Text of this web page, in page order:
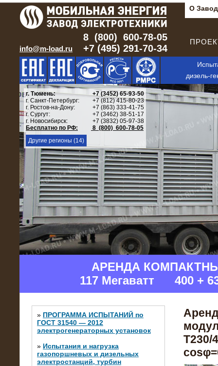
О
info@m-load.ru
8 (800) 600-78-05
+7 (495) 291-70-34
дизель-
г. Тюмень:
+7 (3452) 65-93-50
г. Санкт-Петербург:
+7 (812) 415-80-23
г. Ростов-на-Дону:
+7 (863) 333-41-75
г. Сургут:
+7 (3462) 38-51-17
г. Новосибирск:
+7 (3832) 05-97-38
Бесплатно по РФ:
8 (800) 600-78-05
Другие регионы (14)
АРЕНДА
117 Мегаватт 400 +
» ПРОГРАММА ИСПЫТАНИЙ по
ГОСТ 31540 — 2012
электрогенераторных установок
» Испытания и нагрузка
газопоршневых и дизельных
электростанций, турбин
Т230/